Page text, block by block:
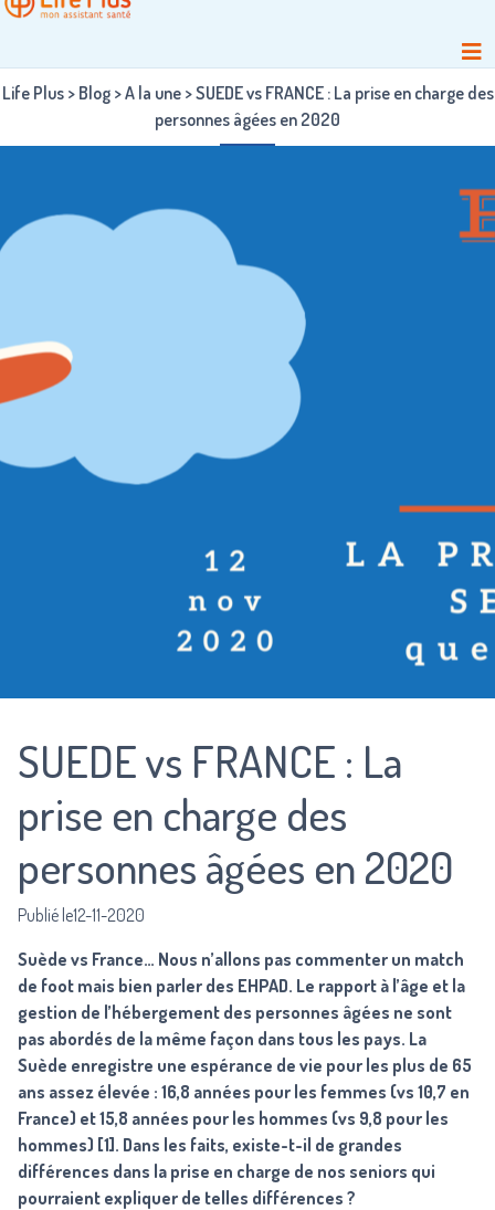
Life Plus> Blog>A la une>SUEDE vs FRANCE : La prise en charge des
personnes âgées en 2020
SUEDE vs FRANCE : La
prise en charge des
personnes âgées en 2020
Publié le12-11-2020
Suède vs France… Nous n’allons pas commenter un match
de foot mais bien parler des EHPAD. Le rapport à l’âge et la
gestion de l’hébergement des personnes âgées ne sont
pas abordés de la même façon dans tous les pays. La
Suède enregistre une espérance de vie pour les plus de 65
ans assez élevée : 16,8 années pour les femmes (vs 10,7 en
France) et 15,8 années pour les hommes (vs 9,8 pour les
hommes) [1]. Dans les faits, existe-t-il de grandes
différences dans la prise en charge de nos seniors qui
pourraient expliquer de telles différences ?